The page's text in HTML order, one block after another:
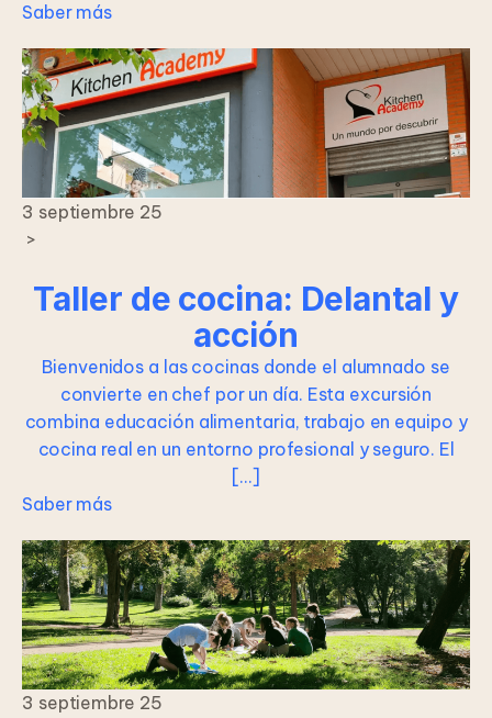
Saber más
3 septiembre 25
>
Taller de cocina: Delantal y
acción
Bienvenidos a las cocinas donde el alumnado se
convierte en chef por un día. Esta excursión
combina educación alimentaria, trabajo en equipo y
cocina real en un entorno profesional y seguro. El
[…]
Saber más
3 septiembre 25